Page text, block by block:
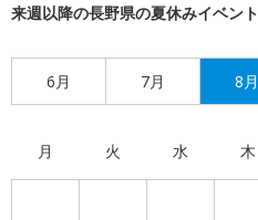
来週以降の長野県の夏休みイベン
6月 7月 8月
月 火 水 木